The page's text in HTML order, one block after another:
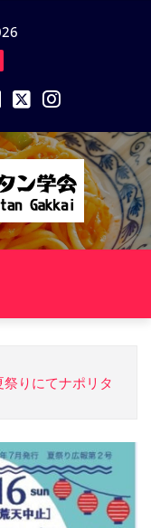
りにてナポリタ